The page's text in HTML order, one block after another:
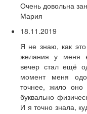
Очень довольна
Мария
18.11.2019
Я не знаю, как
желания у меня
вечер стал ещё
момент меня
точнее, жило
буквально
И я точно знала,